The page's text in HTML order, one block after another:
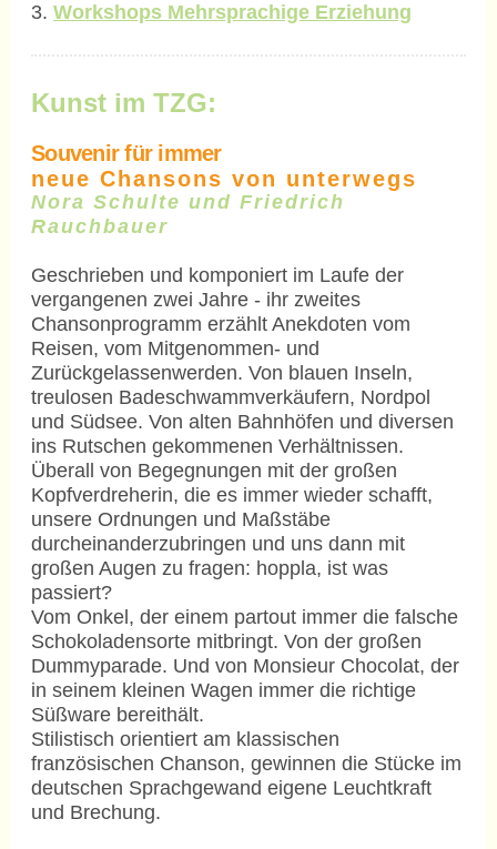
3. Workshops Mehrsprachige Erziehung
Kunst im TZG:
Souvenir für immer
neue Chansons von unterwegs
Nora Schulte und Friedrich
Rauchbauer
Geschrieben und komponiert im Laufe der
vergangenen zwei Jahre - ihr zweites
Chansonprogramm erzählt Anekdoten vom
Reisen, vom Mitgenommen- und
Zurückgelassenwerden. Von blauen Inseln,
treulosen Badeschwammverkäufern, Nordpol
und Südsee. Von alten Bahnhöfen und diversen
ins Rutschen gekommenen Verhältnissen.
Überall von Begegnungen mit der großen
Kopfverdreherin, die es immer wieder schafft,
unsere Ordnungen und Maßstäbe
durcheinanderzubringen und uns dann mit
großen Augen zu fragen: hoppla, ist was
passiert?
Vom Onkel, der einem partout immer die falsche
Schokoladensorte mitbringt. Von der großen
Dummyparade. Und von Monsieur Chocolat, der
in seinem kleinen Wagen immer die richtige
Süßware bereithält.
Stilistisch orientiert am klassischen
französischen Chanson, gewinnen die Stücke im
deutschen Sprachgewand eigene Leuchtkraft
und Brechung.